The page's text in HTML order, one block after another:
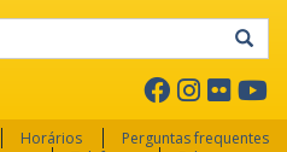
Horários
Perguntas frequentes